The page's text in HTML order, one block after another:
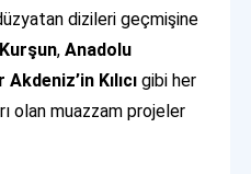
dizileri geçmişine
Kurşun,Anadolu
Kılıcı gibi her
olan muazzam projeler